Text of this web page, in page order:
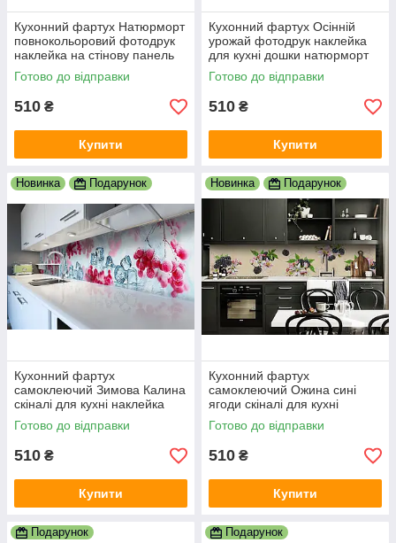
Кухонний фартух Натюрморт
повнокольоровий фотодрук
наклейка на стінову панель
для кухні абстракція
600х2000 мм
Готово до відправки
510 ₴
Купити
Кухонний фартух Осінній
урожай фотодрук наклейка
для кухні дошки натюрморт
кошика 600х2000 мм
Готово до відправки
510 ₴
Купити
Новинка Подарунок
Кухонний фартух
самоклеючий Зимова Калина
скіналі для кухні наклейка
ПВХлід червоні ягоди зима
600х2000 мм
Готово до відправки
510 ₴
Купити
Новинка Подарунок
Кухонний фартух
самоклеючий Ожина сині
ягоди скіналі для кухні
наклейка ПВХ бежевий
600х2000 мм
Готово до відправки
510 ₴
Купити
Подарунок Подарунок